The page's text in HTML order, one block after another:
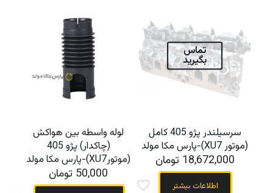
تماس
بگیرید
سرسیلندر پژو 405 کامل
(موتور XU7)-پارس مکا مولد
18,672,000 تومان
اطلاعات بیشتر
لوله واسطه بین هواکش
(چاکدار) پژو 405
(موتورXU7)-پارس مکا مولد
50,000 تومان